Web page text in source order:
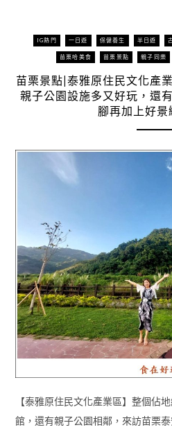
IG熱門 一日遊 保健養生 半日遊
苗栗哈美食 苗栗景點 親子同樂
苗栗景點|泰雅原住民文化產
親子公園設施多又好玩，還
腳再加上好景
【泰雅原住民文化產業區】整個佔
館，還有親子公園相鄰，來訪苗栗